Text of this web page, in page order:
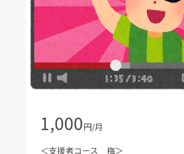
1,000円/月
＜支援者コース 梅＞